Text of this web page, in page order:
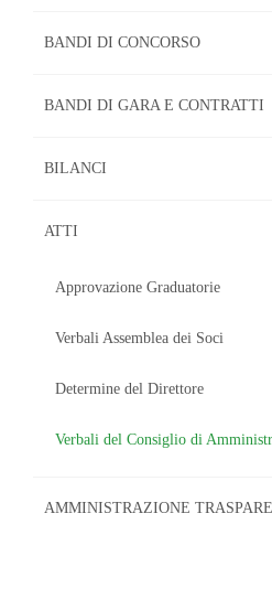
BANDI DI CONCORSO
BANDI DI GARA E CONTRATTI
BILANCI
ATTI
Approvazione Graduatorie
Verbali Assemblea dei Soci
Determine del Direttore
Verbali del Consiglio di
AMMINISTRAZIONE